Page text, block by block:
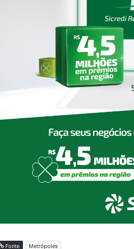
Fonte Metrópoles